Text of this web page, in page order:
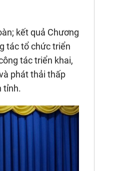
kết quả Chương
tác tổ chức triển
tác triển khai,
phát thải thấp
tỉnh.